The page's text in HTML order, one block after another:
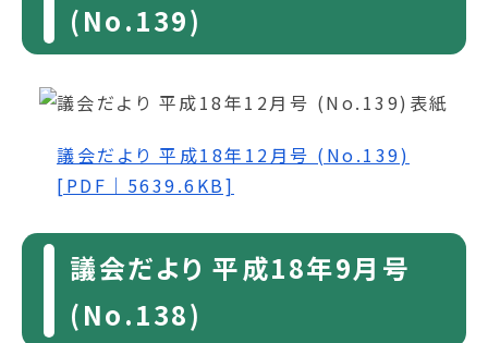
(No.139)
議会だより 平成18年12月号 (No.139)
[PDF｜5639.6KB]
議会だより 平成18年9月号
(No.138)